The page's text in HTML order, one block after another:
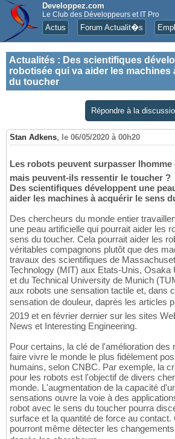
Developpez.com
Le Club des Développeurs et IT Pro
Actus Forum Actualit�s
Actualités : Des scientifiques
robotisée qui va aider les machines
du toucher
Répondre à la
Stan Adkens, le 06/05/2020 à 00h20
Les robots peuvent surpasser
mais peuvent-ils ressentir le toucher ?
Des scientifiques développent une
aider les machines à acquérir le sens
Des chercheurs du monde entier
une peau artificielle qui pourrait aider les
sens du toucher. Cela pourrait aider les
véritables compagnons plutôt que des
travaux des scientifiques de
Technology (MIT) aux Etats-Unis, Osaka
et du Technical University de Munich
aux robots une sensation tactile et, dans
sensation de douleur, daprès les articles
2019 et en février dernier sur les sites
News et Interesting Engineering.
Pour certains, la clé de l'amélioration des
faire vivre le monde le plus fidèlement
humains, selon CNBC. Par exemple, la
pour les robots est l'objectif de divers
monde. L'augmentation de la capacité
sensations ouvre la voie à des
robot avec le sens du toucher pourra
surface et la quantité de force au contact.
pourront même détecter les